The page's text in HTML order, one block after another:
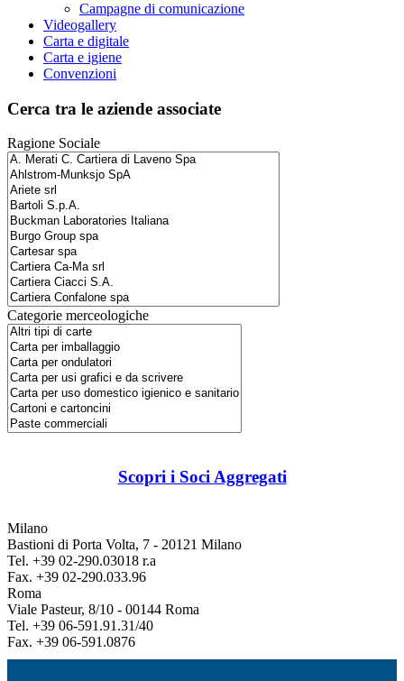
Campagne di comunicazione
Videogallery
Carta e digitale
Carta e igiene
Convenzioni
Cerca tra le aziende associate
Ragione Sociale
Categorie merceologiche
Scopri i Soci Aggregati
Milano
Bastioni di Porta Volta, 7 - 20121 Milano
Tel. +39 02-290.03018 r.a
Fax. +39 02-290.033.96
Roma
Viale Pasteur, 8/10 - 00144 Roma
Tel. +39 06-591.91.31/40
Fax. +39 06-591.0876